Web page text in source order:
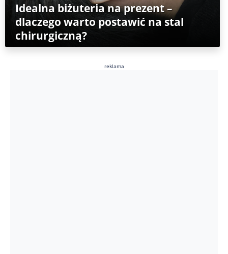
Idealna biżuteria na prezent –
dlaczego warto postawić na stal
chirurgiczną?
reklama